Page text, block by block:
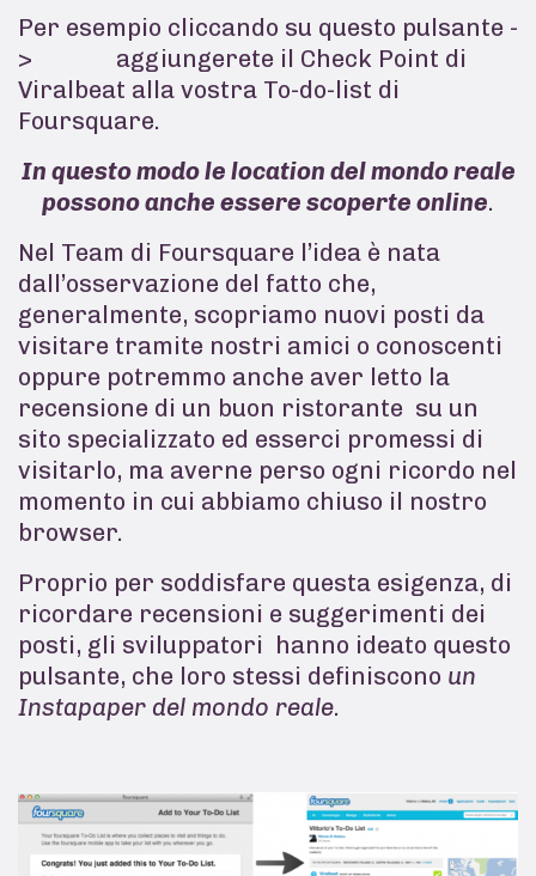
Per esempio cliccando su questo pulsante -
>
aggiungerete il Check Point di
Viralbeat alla vostra To-do-list di
Foursquare.
In questo modo le location del mondo reale
possono anche essere scoperte online.
Nel Team di Foursquare l’idea è nata
dall’osservazione del fatto che,
generalmente, scopriamo nuovi posti da
visitare tramite nostri amici o conoscenti
oppure potremmo anche aver letto la
recensione di un buon ristorante su un
sito specializzato ed esserci promessi di
visitarlo, ma averne perso ogni ricordo nel
momento in cui abbiamo chiuso il nostro
browser.
Proprio per soddisfare questa esigenza, di
ricordare recensioni e suggerimenti dei
posti, gli sviluppatori hanno ideato questo
pulsante, che loro stessi definiscono un
Instapaper del mondo reale.